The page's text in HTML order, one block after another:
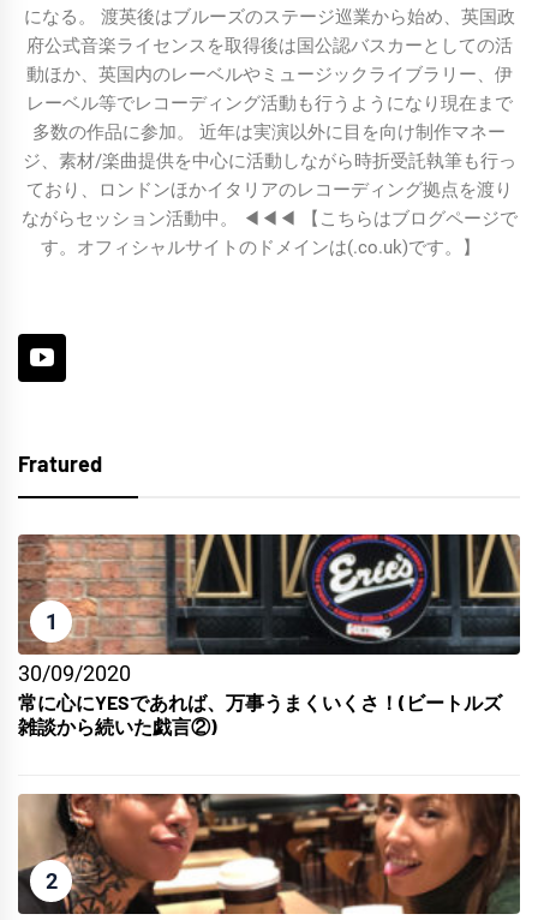
になる。 渡英後はブルーズのステージ巡業から始め、英国政
府公式音楽ライセンスを取得後は国公認バスカーとしての活
動ほか、英国内のレーベルやミュージックライブラリー、伊
レーベル等でレコーディング活動も行うようになり現在まで
多数の作品に参加。 近年は実演以外に目を向け制作マネー
ジ、素材/楽曲提供を中心に活動しながら時折受託執筆も行っ
ており、ロンドンほかイタリアのレコーディング拠点を渡り
ながらセッション活動中。 ◀︎◀︎◀︎ 【こちらはブログページで
す。オフィシャルサイトのドメインは(.co.uk)です。】
Fratured
1
30/09/2020
常に心にYESであれば、万事うまくいくさ！(ビートルズ
雑談から続いた戯言②)
2